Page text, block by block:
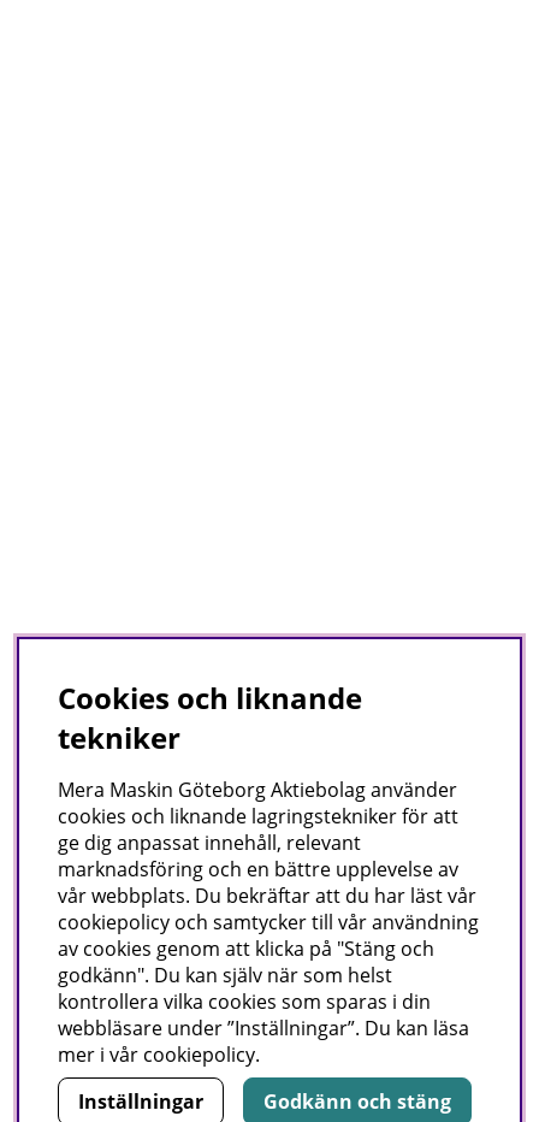
Cookies och liknande
tekniker
Mera Maskin Göteborg Aktiebolaganvänder
cookies och liknande lagringstekniker för att
ge dig anpassat innehåll, relevant
marknadsföring och en bättre upplevelse av
vår webbplats. Du bekräftar att du har läst vår
cookiepolicy och samtycker till vår användning
av cookies genom att klicka på "Stäng och
godkänn". Du kan själv när som helst
kontrollera vilka cookies som sparas i din
webbläsare under ”Inställningar”. Du kan läsa
mer i vår cookiepolicy.
Inställningar
Godkänn och stäng